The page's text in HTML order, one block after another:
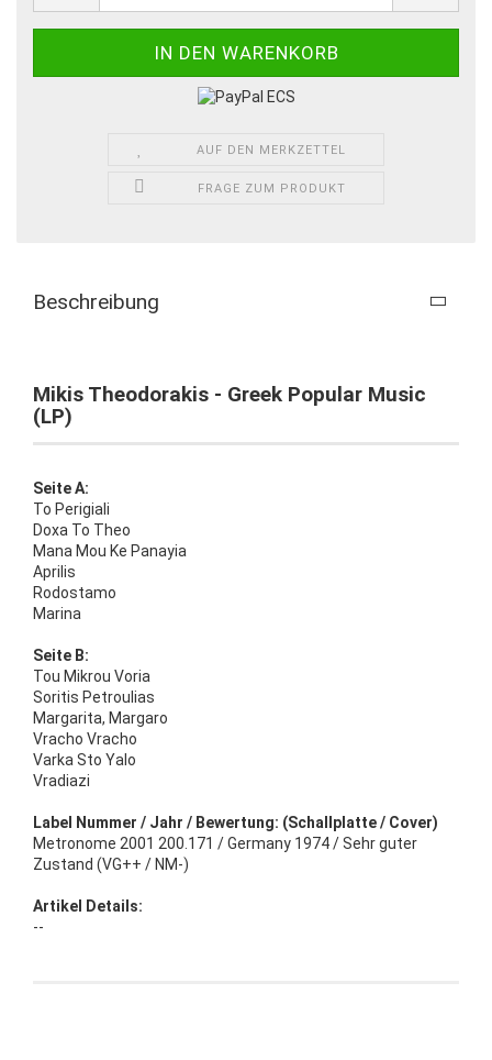
AUF DEN MERKZETTEL
FRAGE ZUM PRODUKT
Beschreibung
Mikis Theodorakis - Greek Popular Music
(LP)
Seite A:
To Perigiali
Doxa To Theo
Mana Mou Ke Panayia
Aprilis
Rodostamo
Marina
Seite B:
Tou Mikrou Voria
Soritis Petroulias
Margarita, Margaro
Vracho Vracho
Varka Sto Yalo
Vradiazi
Label Nummer / Jahr / Bewertung: (Schallplatte / Cover)
Metronome 2001 200.171 / Germany 1974 / Sehr guter
Zustand (VG++ / NM-)
Artikel Details:
--